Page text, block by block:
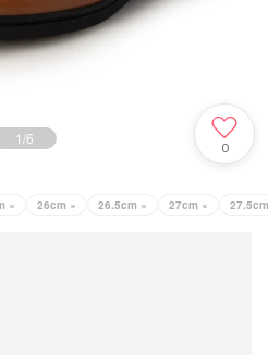
1/6
0
× 26cm × 26.5cm × 27cm × 27.5cm